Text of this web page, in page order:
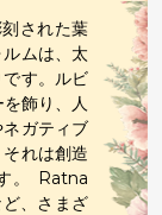
された葉
ムは、太
す。ルビ
飾り、人
ガティブ
れは創造
。 Ratna
、さまざ